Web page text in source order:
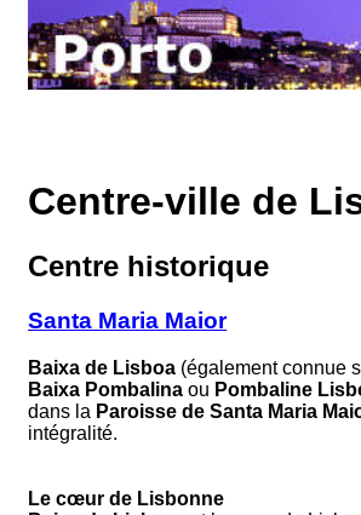
Centre-ville de
Centre historique
Santa Maria Maior
Baixa de Lisboa (également connue
Baixa Pombalina ou Pombaline
dans la Paroisse de Santa Maria
intégralité.
Le cœur de Lisbonne